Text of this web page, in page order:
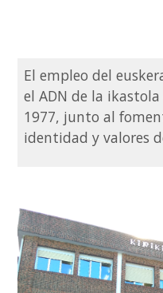
El empleo del
el ADN de la
1977, junto al
identidad y valores